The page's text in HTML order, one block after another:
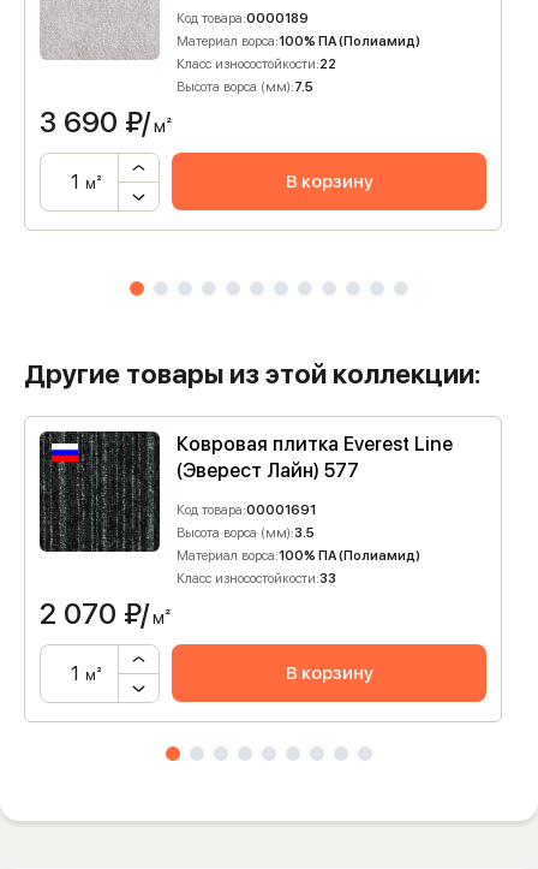
Код товара:0000189
Материал ворса:100% ПА (Полиамид)
Класс износостойкости:22
Высота ворса (мм):7.5
3 690 ₽/м²
м² В корзину
Другие товары из этой коллекции:
Ковровая плитка Everest Line
(Эверест Лайн) 577
Код товара:00001691
Высота ворса (мм):3.5
Материал ворса:100% ПА (Полиамид)
Класс износостойкости:33
2 070 ₽/м²
м² В корзину